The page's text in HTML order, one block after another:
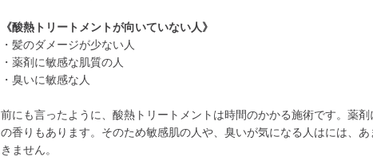
《酸熱トリートメントが向いていない人》
・髪のダメージが少ない人
・薬剤に敏感な肌質の人
・臭いに敏感な人
前にも言ったように、酸熱トリートメントは時間のかかる施術です。薬
の香りもあります。そのため敏感肌の人や、臭いが気になる人はには、
きません。